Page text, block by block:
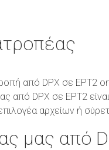
από DPX σε
από DPX σε EPT2
αρχείων ή
μας από